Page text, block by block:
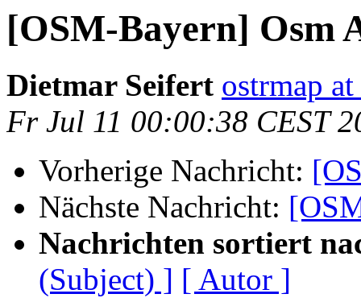
[OSM-Bayern] Osm
Dietmar Seifert ostrmap
Fr Jul 11 00:00:38 CEST
Vorherige Nachricht:
Nächste Nachricht:
Nachrichten sortiert
(Subject) ] [ Autor ]